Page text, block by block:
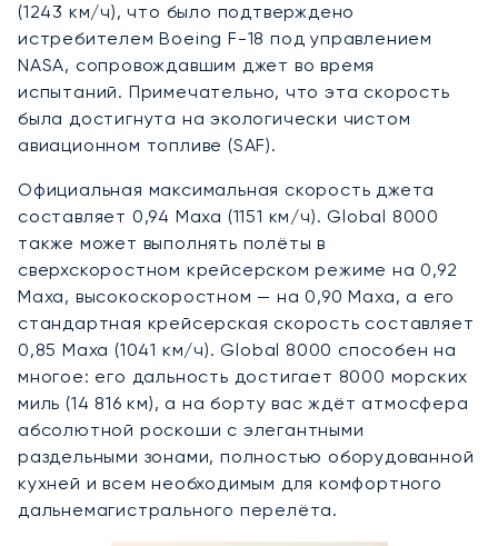
(1243 км/ч), что было подтверждено
истребителем Boeing F-18 под управлением
NASA, сопровождавшим джет во время
испытаний. Примечательно, что эта скорость
была достигнута на экологически чистом
авиационном топливе (SAF).
Официальная максимальная скорость джета
составляет 0,94 Маха (1151 км/ч). Global 8000
также может выполнять полёты в
сверхскоростном крейсерском режиме на 0,92
Маха, высокоскоростном — на 0,90 Маха, а его
стандартная крейсерская скорость составляет
0,85 Маха (1041 км/ч). Global 8000 способен на
многое: его дальность достигает 8000 морских
миль (14 816 км), а на борту вас ждёт атмосфера
абсолютной роскоши с элегантными
раздельными зонами, полностью оборудованной
кухней и всем необходимым для комфортного
дальнемагистрального перелёта.